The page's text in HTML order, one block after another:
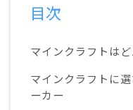
目次
マインクラフトは
マインクラフトに
ーカー